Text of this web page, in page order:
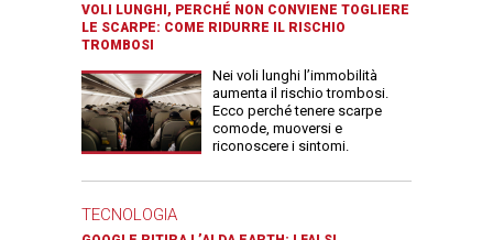
VOLI LUNGHI, PERCHÉ NON CONVIENE TOGLIERE
LE SCARPE: COME RIDURRE IL RISCHIO
TROMBOSI
Nei voli lunghi l’immobilità
aumenta il rischio trombosi.
Ecco perché tenere scarpe
comode, muoversi e
riconoscere i sintomi.
TECNOLOGIA